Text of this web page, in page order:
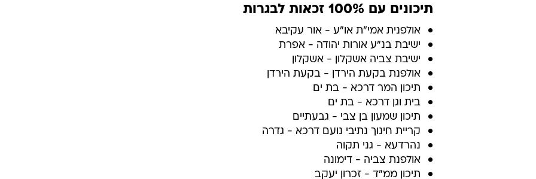
תיכונים עם 100% זכאות לבגרות
אולפנית אמי"ת או"ע - אור עקיבא
ישיבת בנ"ע אורות יהודה - אפרת
ישיבת צביה אשקלון - אשקלון
אולפנת בקעת הירדן - בקעת הירדן
תיכון המר דרכא - בת ים
בית וגן דרכא - בת ים
תיכון שמעון בן צבי - גבעתיים
קריית חינוך נתיבי נועם דרכא - גדרה
נהרדעא - גני תקוה
אולפנת צביה - דימונה
תיכון ממ"ד - זכרון יעקב